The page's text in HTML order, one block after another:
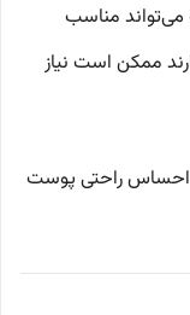
می‌تواند مناسب
ممکن است نیاز
احساس راحتی پوست